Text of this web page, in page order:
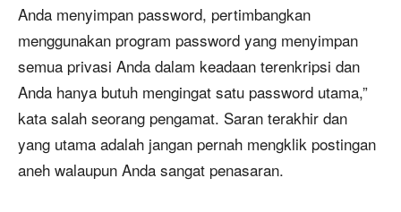
Anda menyimpan password, pertimbangkan
menggunakan program password yang menyimpan
semua privasi Anda dalam keadaan terenkripsi dan
Anda hanya butuh mengingat satu password utama,”
kata salah seorang pengamat. Saran terakhir dan
yang utama adalah jangan pernah mengklik postingan
aneh walaupun Anda sangat penasaran.